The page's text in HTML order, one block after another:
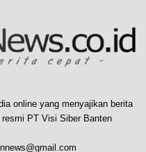
online yang menyajikan berita
PT Visi Siber Banten